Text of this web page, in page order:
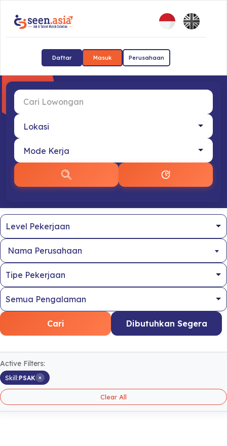
Daftar Masuk Perusahaan
Nama Perusahaan
Cari Dibutuhkan Segera
Active Filters:
Skill:PSAK ×
Clear All